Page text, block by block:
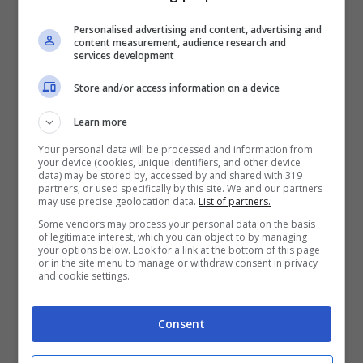
compimento del settimo mese di
gravidanza;
parto, anche se antecedente all’inizio
dell’ottavo mese di gravidanza;
adozione nazionale o internazionale
del minore, disposta con sentenza
divenuta definitiva ai sensi della legge
4 maggio 1983, n. 184;
affidamento preadottivo nazionale
disposto con ordinanza ai sensi
affidamento preadottivo internazionale
Personalised advertising and content, advertising and
content measurement, audience research and
services development
Store and/or access information on a device
Learn more
Your personal data will be processed and information from
your device (cookies, unique identifiers, and other device
data) may be stored by, accessed by and shared with 319
partners, or used specifically by this site. We and our partners
may use precise geolocation data. List of partners.
Some vendors may process your personal data on the basis
of legitimate interest, which you can object to by managing
your options below. Look for a link at the bottom of this page
or in the site menu to manage or withdraw consent in privacy
and cookie settings.
Consent